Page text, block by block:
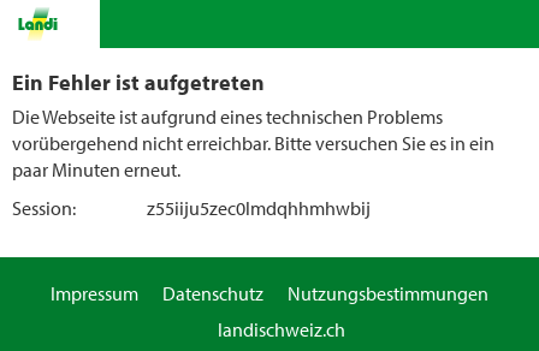
Ein Fehler ist aufgetreten
Die Webseite ist aufgrund eines technischen Problems
vorübergehend nicht erreichbar. Bitte versuchen Sie es in ein
paar Minuten erneut.
Session:
z55iiju5zec0lmdqhhmhwbij
Impressum Datenschutz
Nutzungsbestimmungen
landischweiz.ch